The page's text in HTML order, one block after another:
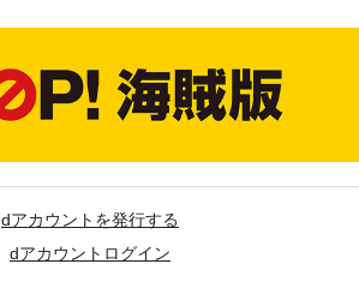
dアカウントを発行する
dアカウントログイン